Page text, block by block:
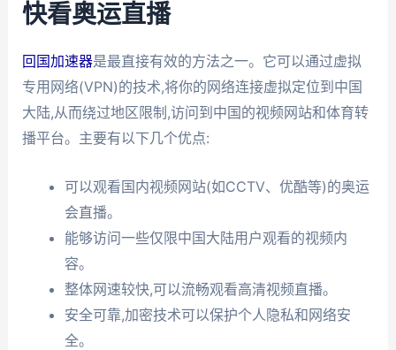
快看奥运直播
回国加速器是最直接有效的方法之一。它可以通过虚拟
专用网络(VPN)的技术,将你的网络连接虚拟定位到中国
大陆,从而绕过地区限制,访问到中国的视频网站和体育转
播平台。主要有以下几个优点:
可以观看国内视频网站(如CCTV、优酷等)的奥运
会直播。
能够访问一些仅限中国大陆用户观看的视频内
容。
整体网速较快,可以流畅观看高清视频直播。
安全可靠,加密技术可以保护个人隐私和网络安
全。